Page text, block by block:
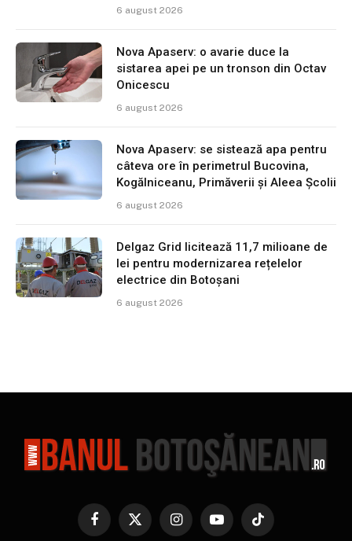
6 august 2026
Nova Apaserv: o avarie duce la
sistarea apei pe un tronson din Octav
Onicescu
6 august 2026
Nova Apaserv: se sistează apa pentru
câteva ore în perimetrul Bucovina,
Kogălniceanu, Primăverii și Aleea Școlii
6 august 2026
Delgaz Grid licitează 11,7 milioane de
lei pentru modernizarea rețelelor
electrice din Botoșani
6 august 2026
Facebook
X
InstagramYouTubeTikTok